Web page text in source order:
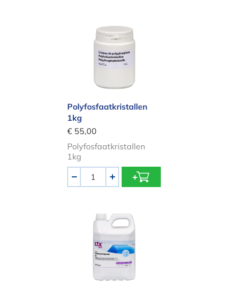
Polyfosfaatkristallen 1kg
Polyfosfaatkristallen
1kg
€ 55,00
Polyfosfaatkristallen
1kg
+
Reinigingsmiddel (voor